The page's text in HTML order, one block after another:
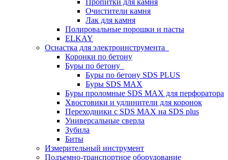
Пропитки для камня
Очистители камня
Лак для камня
Полировальные порошки и пасты
ELKAY
Оснастка для электроинструмента
Коронки по бетону
Буры по бетону
Буры по бетону SDS PLUS
Буры SDS MAX
Буры проломные SDS MAX для перфоратора
Хвостовики и удлинители для коронок
Переходники с SDS MAX на SDS plus
Универсальные сверла
Зубила
Биты
Измерительный инструмент
Подъемно-транспортное оборудование